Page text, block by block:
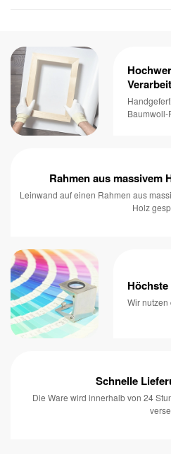
Baumwoll-
Rahmen aus massivem
Leinwand auf einen Rahmen aus
Holz
Wir
Schnelle
Die Ware wird innerhalb von 24